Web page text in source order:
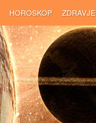
HOROSKOP ZDRAVJE